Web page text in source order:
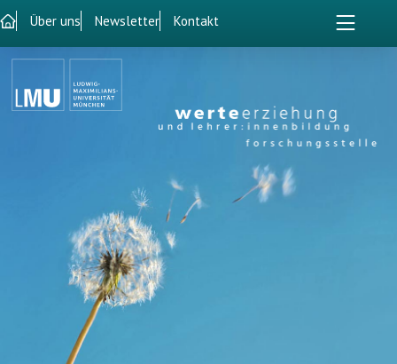
Über uns Newsletter Kontakt